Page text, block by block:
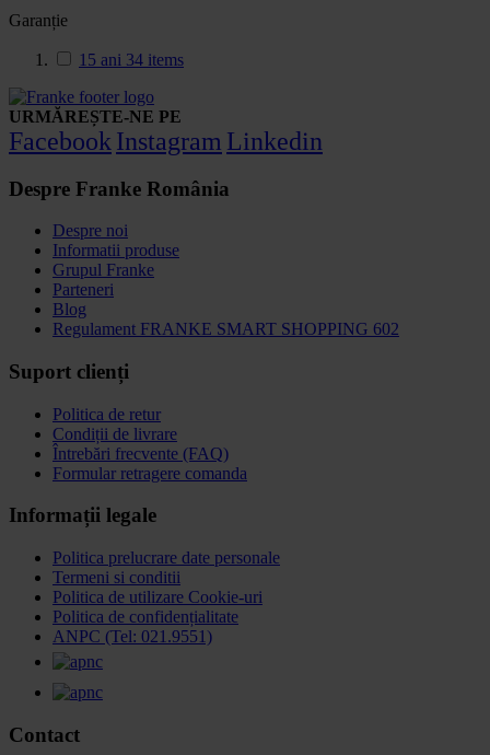
Garanție
15 ani 34 items
URMĂREȘTE-NE PE
Facebook Instagram Linkedin
Despre Franke România
Despre noi
Informatii produse
Grupul Franke
Parteneri
Blog
Regulament FRANKE SMART SHOPPING 602
Suport clienți
Politica de retur
Condiții de livrare
Întrebări frecvente (FAQ)
Formular retragere comanda
Informații legale
Politica prelucrare date personale
Termeni si conditii
Politica de utilizare Cookie-uri
Politica de confidențialitate
ANPC (Tel: 021.9551)
Contact